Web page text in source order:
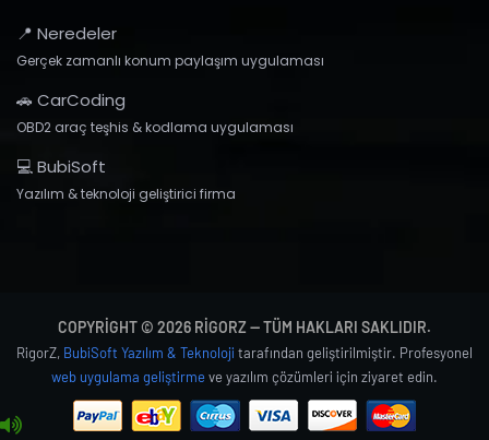
📍 Neredeler
Gerçek zamanlı konum paylaşım uygulaması
🚗 CarCoding
OBD2 araç teşhis & kodlama uygulaması
💻 BubiSoft
Yazılım & teknoloji geliştirici firma
COPYRIGHT © 2026 RIGORZ — TÜM HAKLARI SAKLIDIR.
RigorZ, BubiSoft Yazılım & Teknoloji tarafından geliştirilmiştir. Profesyonel
web uygulama geliştirmeve yazılım çözümleri için ziyaret edin.